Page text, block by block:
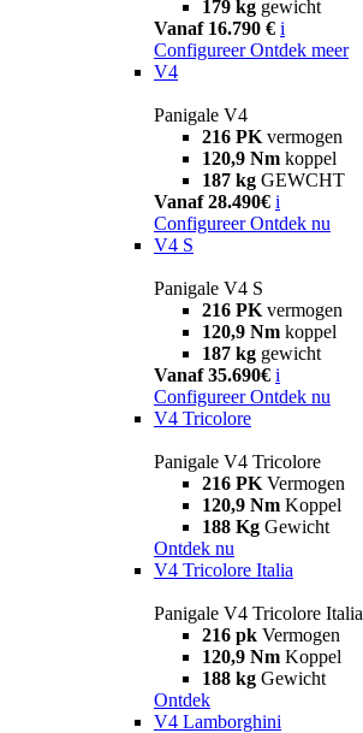
179 kg gewicht
Vanaf 16.790 € i
Configureer Ontdek meer
V4
Panigale V4
216 PK vermogen
120,9 Nm koppel
187 kg GEWCHT
Vanaf 28.490€ i
Configureer Ontdek nu
V4 S
Panigale V4 S
216 PK vermogen
120,9 Nm koppel
187 kg gewicht
Vanaf 35.690€ i
Configureer Ontdek nu
V4 Tricolore
Panigale V4 Tricolore
216 PK Vermogen
120,9 Nm Koppel
188 Kg Gewicht
Ontdek nu
V4 Tricolore Italia
Panigale V4 Tricolore Italia
216 pk Vermogen
120,9 Nm Koppel
188 kg Gewicht
Ontdek
V4 Lamborghini